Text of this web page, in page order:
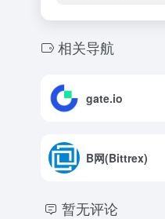
相关导航
gate.io
B网(Bittrex)
暂无评论